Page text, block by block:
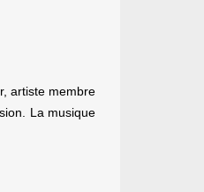
artiste membre
La musique